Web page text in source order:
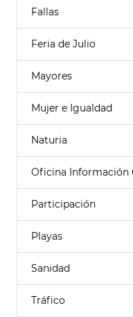
Fallas
Feria de Julio
Mayores
Mujer e Igualdad
Naturia
Oficina Información
Participación
Playas
Sanidad
Tráfico